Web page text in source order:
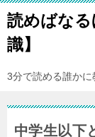
読めばな
識】
3分で読める誰かに
中学生以下